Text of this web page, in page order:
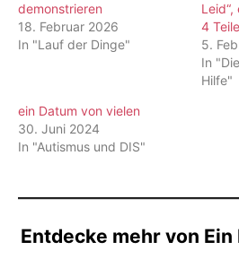
demonstrieren
18. Februar 2026
In "Lauf der Dinge"
4
5.
In
Hilfe"
ein Datum von vielen
30. Juni 2024
In "Autismus und DIS"
Entdecke mehr von